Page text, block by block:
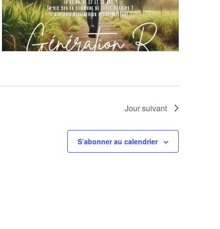
Jour suivant
S’abonner au calendrier